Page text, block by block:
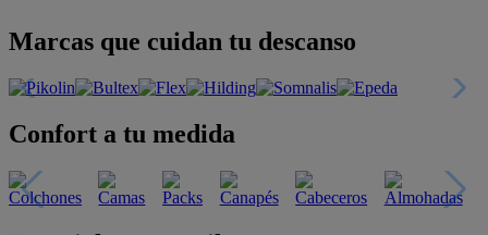
Marcas que cuidan tu descanso
Confort a tu medida